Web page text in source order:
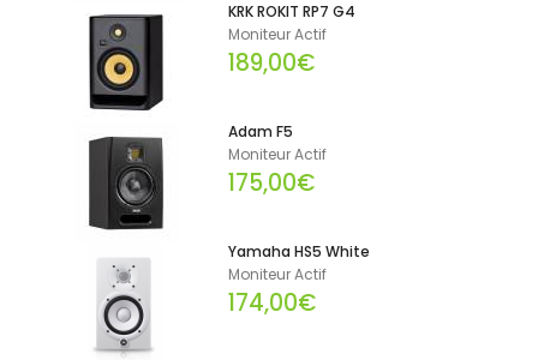
KRK ROKIT RP7 G4
Moniteur Actif
189,00€
Adam F5
Moniteur Actif
175,00€
Yamaha HS5 White
Moniteur Actif
174,00€